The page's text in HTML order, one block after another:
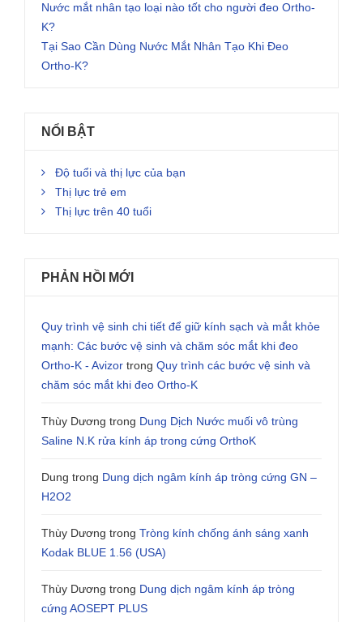
Nước mắt nhân tạo loại nào tốt cho người đeo Ortho-
K?
Tại Sao Cần Dùng Nước Mắt Nhân Tạo Khi Đeo
Ortho-K?
NỔI BẬT
Độ tuổi và thị lực của bạn
Thị lực trẻ em
Thị lực trên 40 tuổi
PHẢN HỒI MỚI
Quy trình vệ sinh chi tiết để giữ kính sạch và mắt khỏe
mạnh: Các bước vệ sinh và chăm sóc mắt khi đeo
Ortho-K - Avizor trong Quy trình các bước vệ sinh và
chăm sóc mắt khi đeo Ortho-K
Thùy Dương trong Dung Dịch Nước muối vô trùng
Saline N.K rửa kính áp trong cứng OrthoK
Dung trong Dung dịch ngâm kính áp tròng cứng GN –
H2O2
Thùy Dương trong Tròng kính chống ánh sáng xanh
Kodak BLUE 1.56 (USA)
Thùy Dương trong Dung dịch ngâm kính áp tròng
cứng AOSEPT PLUS